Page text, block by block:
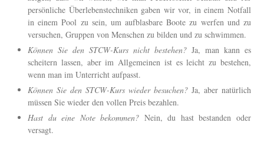
persönliche Überlebenstechniken gaben wir vor, in einem Notfall
in einem Pool zu sein, um aufblasbare Boote zu werfen und zu
versuchen, Gruppen von Menschen zu bilden und zu schwimmen.
Können Sie den STCW-Kurs nicht bestehen? Ja, man kann es
scheitern lassen, aber im Allgemeinen ist es leicht zu bestehen,
wenn man im Unterricht aufpasst.
Können Sie den STCW-Kurs wieder besuchen? Ja, aber natürlich
müssen Sie wieder den vollen Preis bezahlen.
Hast du eine Note bekommen? Nein, du hast bestanden oder
versagt.